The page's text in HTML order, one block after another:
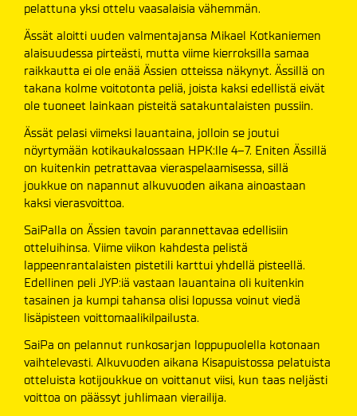
pelattuna yksi ottelu vaasalaisia vähemmän.
Ässät aloitti uuden valmentajansa Mikael Kotkaniemen
alaisuudessa pirteästi, mutta viime kierroksilla samaa
raikkautta ei ole enää Ässien otteissa näkynyt. Ässillä on
takana kolme voitotonta peliä, joista kaksi edellistä eivät
ole tuoneet lainkaan pisteitä satakuntalaisten pussiin.
Ässät pelasi viimeksi lauantaina, jolloin se joutui
nöyrtymään kotikaukalossaan HPK:lle 4–7. Eniten Ässillä
on kuitenkin petrattavaa vieraspelaamisessa, sillä
joukkue on napannut alkuvuoden aikana ainoastaan
kaksi vierasvoittoa.
SaiPalla on Ässien tavoin parannettavaa edellisiin
otteluihinsa. Viime viikon kahdesta pelistä
lappeenrantalaisten pistetili karttui yhdellä pisteellä.
Edellinen peli JYP:iä vastaan lauantaina oli kuitenkin
tasainen ja kumpi tahansa olisi lopussa voinut viedä
lisäpisteen voittomaalikilpailusta.
SaiPa on pelannut runkosarjan loppupuolella kotonaan
vaihtelevasti. Alkuvuoden aikana Kisapuistossa pelatuista
otteluista kotijoukkue on voittanut viisi, kun taas neljästi
voittoa on päässyt juhlimaan vierailija.